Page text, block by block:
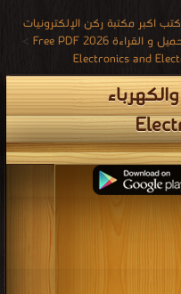
اكبر مكتبة ركن الإلكترونيات
>